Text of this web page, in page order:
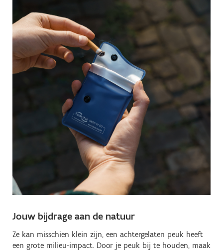
Jouw bijdrage aan de natuur
Ze kan misschien klein zijn, een achtergelaten peuk heeft
een grote milieu-impact. Door je peuk bij te houden, maak